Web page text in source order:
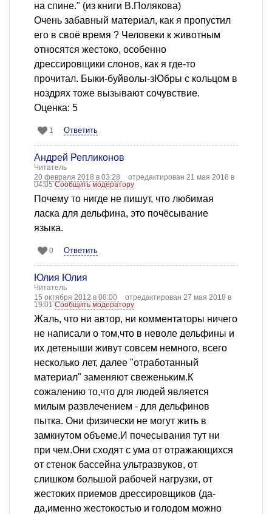
на спине." (из книги В.Полякова)
Очень забавный материал, как я пропустил
его в своё время ? Человеки к животным
относятся жестоко, особенно
дрессировщики слонов, как я где-то
прочитал. Быки-буйволы-зЮбры с кольцом в
ноздрях тоже вызывают сочувствие.
Оценка: 5
1 Ответить
Андрей Репликонов
Читатель
20 февраля 2018 в 03:28
отредактирован 21 мая 2018 в
04:05Сообщить модератору
Почему то нигде не пишут, что любимая
ласка для дельфина, это почёсывание
языка.
0 Ответить
Юлия Юлия
Читатель
15 октября 2012 в 08:00
отредактирован 27 мая 2018 в
19:01Сообщить модератору
Жаль, что ни автор, ни комментаторы ничего
не написали о том,что в неволе дельфины и
их детеныши живут совсем немного, всего
несколько лет, далее "отработанный
материал" заменяют свеженьким.К
сожалению то,что для людей является
милым развлечением - для дельфинов
пытка. Они физически не могут жить в
замкнутом объеме.И почесывания тут ни
при чем.Они сходят с ума от отражающихся
от стенок бассейна ультразвуков, от
слишком большой рабочей нагрузки, от
жестоких приемов дрессировщиков (да-
да,именно жестокостью и голодом можно